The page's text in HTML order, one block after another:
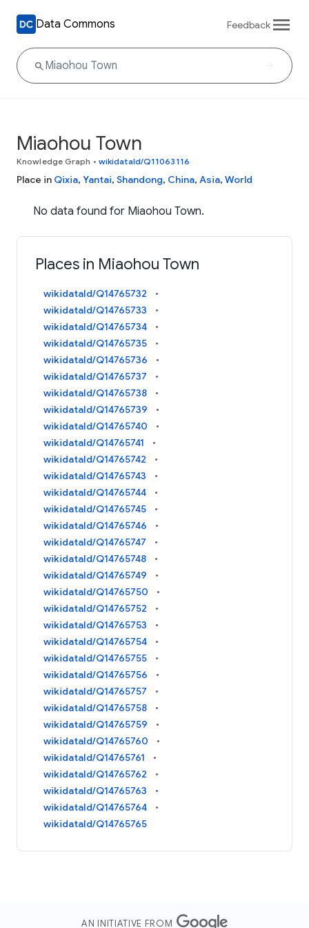
Data Commons Feedback
Miaohou Town
Knowledge Graph • wikidataId/Q11063116
Place in Qixia, Yantai, Shandong, China, Asia, World
No data found for Miaohou Town.
Places in Miaohou Town
wikidataId/Q14765732
wikidataId/Q14765733
wikidataId/Q14765734
wikidataId/Q14765735
wikidataId/Q14765736
wikidataId/Q14765737
wikidataId/Q14765738
wikidataId/Q14765739
wikidataId/Q14765740
wikidataId/Q14765741
wikidataId/Q14765742
wikidataId/Q14765743
wikidataId/Q14765744
wikidataId/Q14765745
wikidataId/Q14765746
wikidataId/Q14765747
wikidataId/Q14765748
wikidataId/Q14765749
wikidataId/Q14765750
wikidataId/Q14765752
wikidataId/Q14765753
wikidataId/Q14765754
wikidataId/Q14765755
wikidataId/Q14765756
wikidataId/Q14765757
wikidataId/Q14765758
wikidataId/Q14765759
wikidataId/Q14765760
wikidataId/Q14765761
wikidataId/Q14765762
wikidataId/Q14765763
wikidataId/Q14765764
wikidataId/Q14765765
AN INITIATIVE FROM